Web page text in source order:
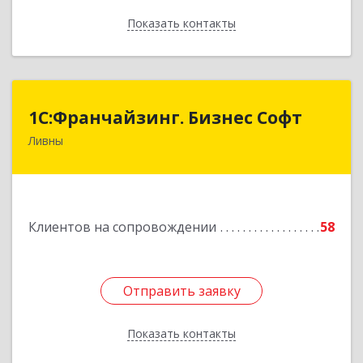
Показать контакты
Назад
1C:Франчайзинг. Бизнес Софт
Ливны
Клиентов на сопровождении 58
Отправить заявку
Показать контакты
1C:Франчайзинг. Бизнес Софт
303851, Орловская обл, Ливны г, Гайдара ул,
Отправить заявку
Назад